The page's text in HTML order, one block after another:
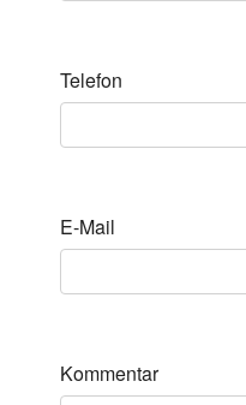
Telefon
E-Mail
Kommentar